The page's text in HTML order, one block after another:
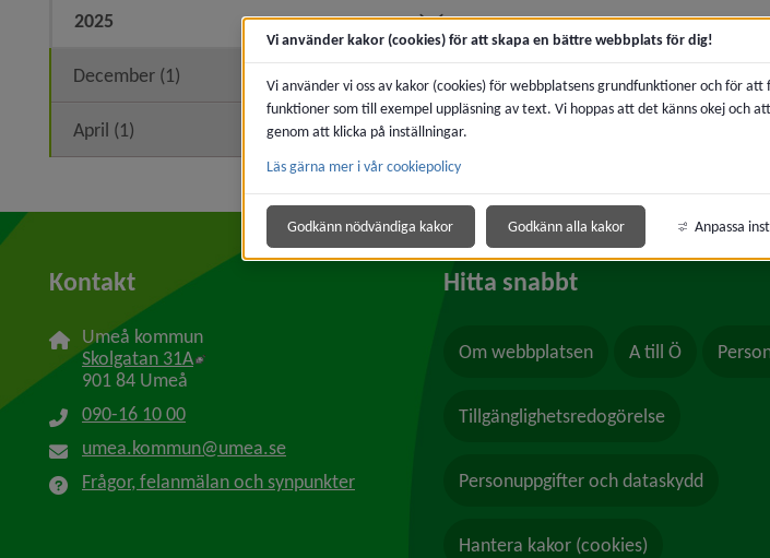
2025 Expandera
December (1)
April (1)
Kontakt
Umeå kommun
Skolgatan 31A Länk till annan webbplats, öppnas i nytt fönster.
901 84 Umeå
090-16 10 00
umea.kommun@umea.se
Frågor, felanmälan och synpunkter
Hitta snabbt
Om webbplatsen A till Ö
Tillgänglighetsredogörelse
Personuppgifter och dataskydd
Hantera kakor (cookies)
Vi använder kakor (cookies) för att skapa en bättre webbplats för dig!
Vi använder vi oss av kakor (cookies) för webbplatsens grundfunktioner och för
funktioner som till exempel uppläsning av text. Vi hoppas att det känns okej och
genom att klicka på inställningar.
Läs gärna mer i vår cookiepolicy
Godkänn nödvändiga kakor Godkänn alla kakor Anpassa